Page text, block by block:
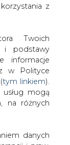
z
Twoich
i podstawy
informacje
w Polityce
tym linkiem).
mogą
na różnych
danych
skomentuj
: